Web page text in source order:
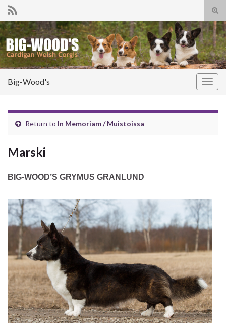
Search for:
Big-Wood's
Return to In Memoriam / Muistoissa
Marski
BIG-WOOD’S GRYMUS GRANLUND